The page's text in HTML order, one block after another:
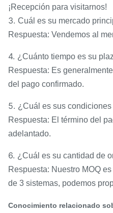
¡Recepción para visitarnos!
3. Cuál es su mercado
Respuesta: Vendemos al
4. ¿Cuánto tiempo es su
Respuesta: Es
del pago confirmado.
5. ¿Cuál es sus
Respuesta: El término del
adelantado.
6. ¿Cuál es su cantidad de
Respuesta: Nuestro MOQ
de 3 sistemas, podemos
Conocimiento relacionado